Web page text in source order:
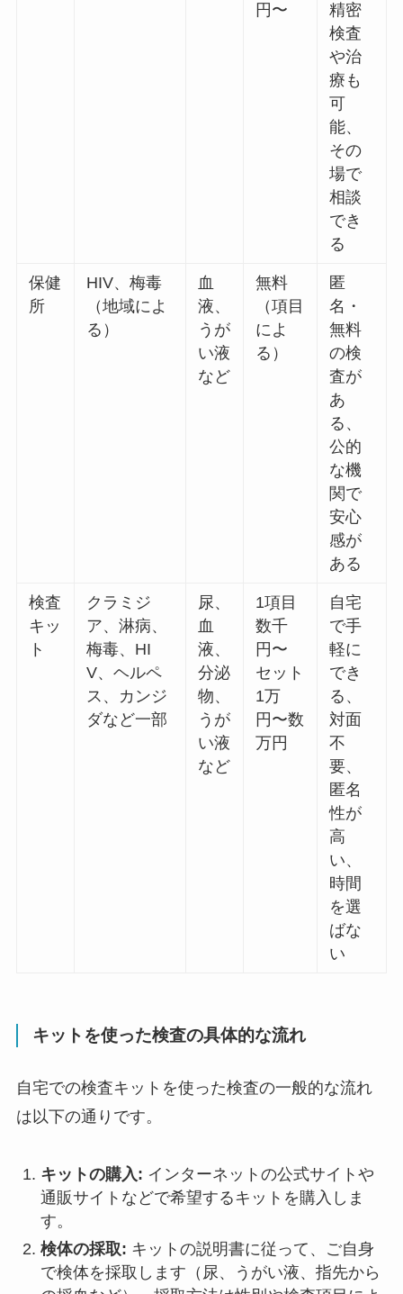
円〜
精密
検査
や治
療も
可
能、
その
場で
相談
でき
る
保健
所
HIV、梅毒
（地域によ
る）
血
液、
うが
い液
など
無料
（項目
によ
る）
匿
名・
無料
の検
査が
あ
る、
公的
な機
関で
安心
感が
ある
検査
キッ
ト
クラミジ
ア、淋病、
梅毒、HI
V、ヘルペ
ス、カンジ
ダなど一部
尿、
血
液、
分泌
物、
うが
い液
など
1項目
数千
円〜
セット
1万
円〜数
万円
自宅
で手
軽に
でき
る、
対面
不
要、
匿名
性が
高
い、
時間
を選
ばな
い
キットを使った検査の具体的な流れ
自宅での検査キットを使った検査の一般的な流れ
は以下の通りです。
キットの購入: インターネットの公式サイトや
通販サイトなどで希望するキットを購入しま
す。
検体の採取: キットの説明書に従って、ご自身
で検体を採取します（尿、うがい液、指先から